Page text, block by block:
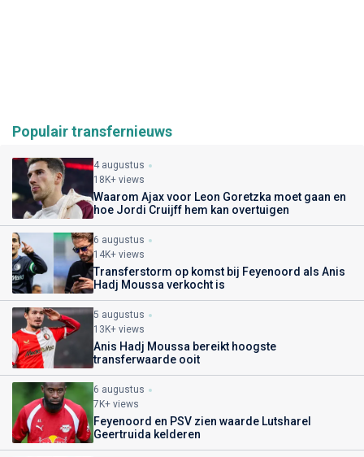
Populair transfernieuws
4 augustus
18K+ views
Waarom Ajax voor Leon Goretzka moet gaan en
hoe Jordi Cruijff hem kan overtuigen
6 augustus
14K+ views
Transferstorm op komst bij Feyenoord als Anis
Hadj Moussa verkocht is
5 augustus
13K+ views
Anis Hadj Moussa bereikt hoogste
transferwaarde ooit
6 augustus
7K+ views
Feyenoord en PSV zien waarde Lutsharel
Geertruida kelderen